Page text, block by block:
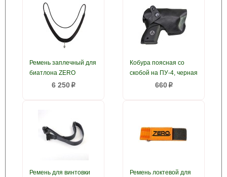
Ремень заплечный для
биатлона ZERO
6 250p
Кобура поясная со
скобой на ПУ-4, черная
660p
Ремень для винтовки
Ремень локтевой для